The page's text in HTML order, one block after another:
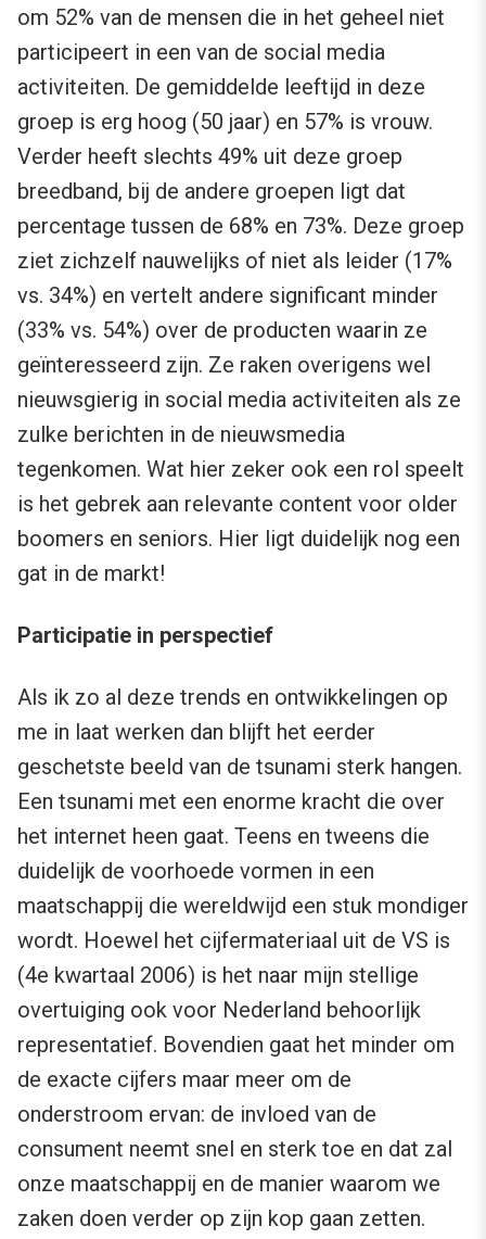
om 52% van de mensen die in het geheel niet
participeert in een van de social media
activiteiten. De gemiddelde leeftijd in deze
groep is erg hoog (50 jaar) en 57% is vrouw.
Verder heeft slechts 49% uit deze groep
breedband, bij de andere groepen ligt dat
percentage tussen de 68% en 73%. Deze groep
ziet zichzelf nauwelijks of niet als leider (17%
vs. 34%) en vertelt andere significant minder
(33% vs. 54%) over de producten waarin ze
geïnteresseerd zijn. Ze raken overigens wel
nieuwsgierig in social media activiteiten als ze
zulke berichten in de nieuwsmedia
tegenkomen. Wat hier zeker ook een rol speelt
is het gebrek aan relevante content voor older
boomers en seniors. Hier ligt duidelijk nog een
gat in de markt!
Participatie in perspectief
Als ik zo al deze trends en ontwikkelingen op
me in laat werken dan blijft het eerder
geschetste beeld van de tsunami sterk hangen.
Een tsunami met een enorme kracht die over
het internet heen gaat. Teens en tweens die
duidelijk de voorhoede vormen in een
maatschappij die wereldwijd een stuk mondiger
wordt. Hoewel het cijfermateriaal uit de VS is
(4e kwartaal 2006) is het naar mijn stellige
overtuiging ook voor Nederland behoorlijk
representatief. Bovendien gaat het minder om
de exacte cijfers maar meer om de
onderstroom ervan: de invloed van de
consument neemt snel en sterk toe en dat zal
onze maatschappij en de manier waarom we
zaken doen verder op zijn kop gaan zetten.